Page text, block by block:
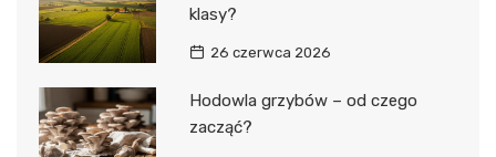
klasy?
26 czerwca 2026
Hodowla grzybów – od czego
zacząć?